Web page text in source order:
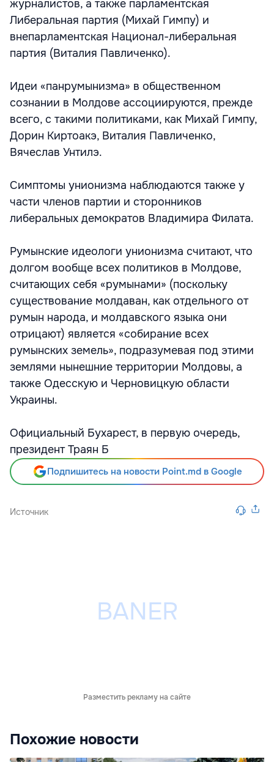
журналистов, а также парламентская
Либеральная партия (Михай Гимпу) и
внепарламентская Национал-либеральная
партия (Виталия Павличенко).
Идеи «панрумынизма» в общественном
сознании в Молдове ассоциируются, прежде
всего, с такими политиками, как Михай Гимпу,
Дорин Киртоакэ, Виталия Павличенко,
Вячеслав Унтилэ.
Симптомы унионизма наблюдаются также у
части членов партии и сторонников
либеральных демократов Владимира Филата.
Румынские идеологи унионизма считают, что
долгом вообще всех политиков в Молдове,
считающих себя «румынами» (поскольку
существование молдаван, как отдельного от
румын народа, и молдавского языка они
отрицают) является «собирание всех
румынских земель», подразумевая под этими
землями нынешние территории Молдовы, а
также Одесскую и Черновицкую области
Украины.
Официальный Бухарест, в первую очередь,
президент Траян Б
Подпишитесь на новости Point.md в Google
Источник
Разместить рекламу на сайте
Похожие новости